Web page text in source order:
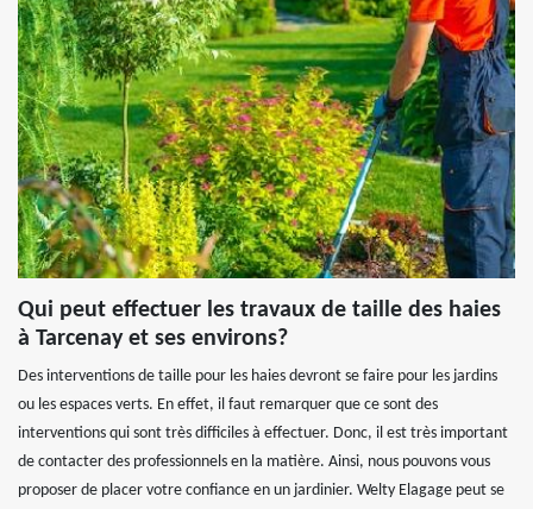
Qui peut effectuer les travaux de taille des haies
à Tarcenay et ses environs?
Des interventions de taille pour les haies devront se faire pour les jardins
ou les espaces verts. En effet, il faut remarquer que ce sont des
interventions qui sont très difficiles à effectuer. Donc, il est très important
de contacter des professionnels en la matière. Ainsi, nous pouvons vous
proposer de placer votre confiance en un jardinier. Welty Elagage peut se